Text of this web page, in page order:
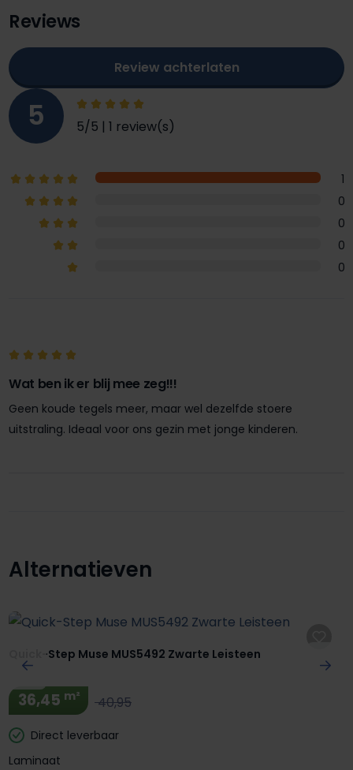
Reviews
5 5/5 | 1 review(s)
Review achterlaten
1
0
0
0
0
Wat ben ik er blij mee zeg!!!
Geen koude tegels meer, maar wel dezelfde stoere
uitstraling. Ideaal voor ons gezin met jonge kinderen.
Productgalerij overslaan
Alternatieven
Quick-Step Muse MUS5492 Zwarte Leisteen
36,45 m² 40,95
Direct leverbaar
Laminaat